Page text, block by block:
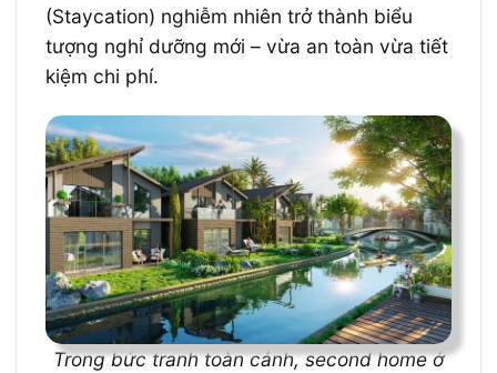
(Staycation) nghiễm nhiên trở thành biểu
tượng nghỉ dưỡng mới – vừa an toàn vừa tiết
kiệm chi phí.
Trong bức tranh toàn cảnh, second home ở